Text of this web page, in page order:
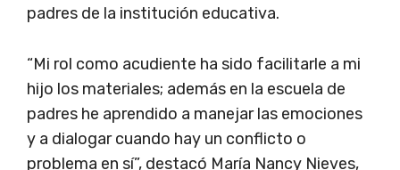
padres de la institución educativa.
“Mi rol como acudiente ha sido facilitarle a mi
hijo los materiales; además en la escuela de
padres he aprendido a manejar las emociones
y a dialogar cuando hay un conflicto o
problema en sí”, destacó María Nancy Nieves,